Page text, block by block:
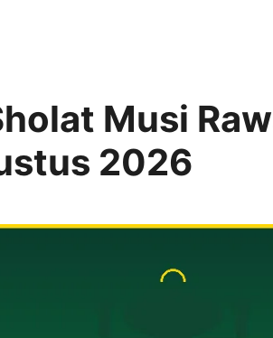
Musi
2026